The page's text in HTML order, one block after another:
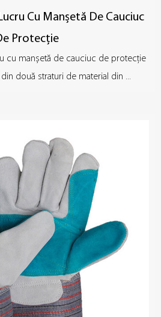
Cu Manșetă De Cauciuc
Protecție
cu manșetă de cauciuc de protecție
din două straturi de material din ...